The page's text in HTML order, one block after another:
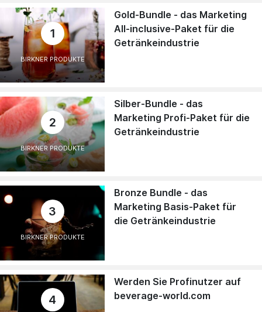
1
BIRKNER PRODUKTE
Gold-Bundle - das Marketing
All-inclusive-Paket für die
Getränkeindustrie
2
BIRKNER PRODUKTE
Silber-Bundle - das
Marketing Profi-Paket für die
Getränkeindustrie
3
BIRKNER PRODUKTE
Bronze Bundle - das
Marketing Basis-Paket für
die Getränkeindustrie
4
Werden Sie Profinutzer auf
beverage-world.com